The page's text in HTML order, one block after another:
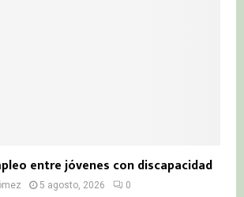
entre jóvenes con discapacidad
5 agosto, 2026 0